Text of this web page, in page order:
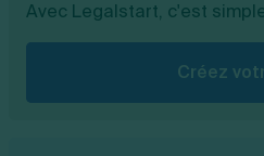
Avec Legalstart, c'est
Créez